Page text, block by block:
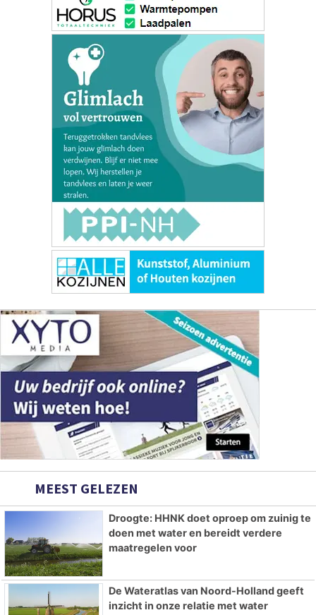
MEEST GELEZEN
Droogte: HHNK doet oproep om zuinig te
doen met water en bereidt verdere
maatregelen voor
De Wateratlas van Noord-Holland geeft
inzicht in onze relatie met water